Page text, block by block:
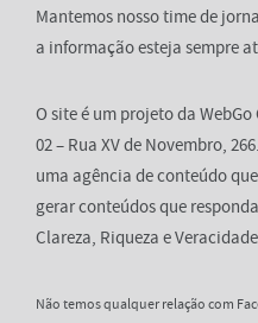
Mantemos nosso time de
a informação esteja sempre
O site é um projeto da WebGo
02 – Rua XV de Novembro,
uma agência de conteúdo
gerar conteúdos que
Clareza, Riqueza e
Não temos qualquer relação com